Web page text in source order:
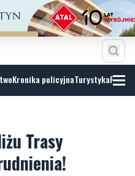
Kronika policyjnaTurystyka
Trasy